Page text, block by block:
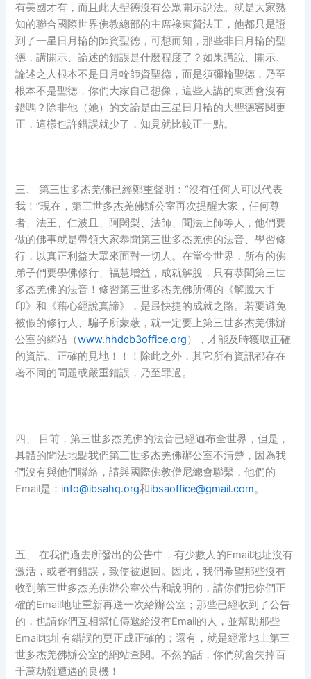
有美國才有，而且此大聖德沒有公眾開示說法。就是大家熟
知的聯合國際世界佛教總部的主席祿東贊法王，他都只是證
到了一星日月輪的師資聖德，可想而知，那些非日月輪的聖
德，講開示、論述的錯誤是什麼程度了？如果講說、開示、
論述之人根本不是日月輪師資聖德，而是須彌輪聖德，乃至
根本不是聖德，你們大家自己想像，這些人講的東西會沒有
錯嗎？除非他（她）的文論是由三星日月輪的大聖德審閱更
正，這樣也許錯誤就少了，知見就比較正一點。
三、 第三世多杰羌佛已經鄭重聲明：“沒有任何人可以代表
我！”現在，第三世多杰羌佛辦公室再次提醒大家，任何尊
者、法王、仁波且、阿闍梨、法師、聞法上師等人，他們要
做的佛事就是帶領大家恭聞第三世多杰羌佛的法音、學習修
行，以真正利益大眾來面對一切人。在當今世界，所有的佛
弟子們要學佛修行、福慧增益，成就解脫，只有恭聞第三世
多杰羌佛的法音！修習第三世多杰羌佛所傳的《解脫大手
印》和《藉心經說真諦》，是最快捷的成就之路。若要避免
被假的修行人、騙子所蒙蔽，就一定要上第三世多杰羌佛辦
公室的網站（www.hhdcb3office.org），才能及時獲取正確
的資訊、正確的見地！！！除此之外，其它所有資訊都存在
著不同的問題或嚴重錯誤，乃至罪過。
四、 目前，第三世多杰羌佛的法音已經遍布全世界，但是，
具體的聞法地點我們第三世多杰羌佛辦公室不清楚，因為我
們沒有與他們聯絡，請與國際佛教僧尼總會聯繫，他們的
Email是： info@ibsahq.org和ibsaoffice@gmail.com。
五、 在我們過去所發出的公告中，有少數人的Email地址沒有
激活，或者有錯誤，致使被退回。因此，我們希望那些沒有
收到第三世多杰羌佛辦公室公告和說明的，請你們把你們正
確的Email地址重新再送一次給辦公室；那些已經收到了公告
的，也請你們互相幫忙傳遞給沒有Email的人，並幫助那些
Email地址有錯誤的更正成正確的；還有，就是經常地上第三
世多杰羌佛辦公室的網站查閱。不然的話，你們就會失掉百
千萬劫難遭遇的良機！